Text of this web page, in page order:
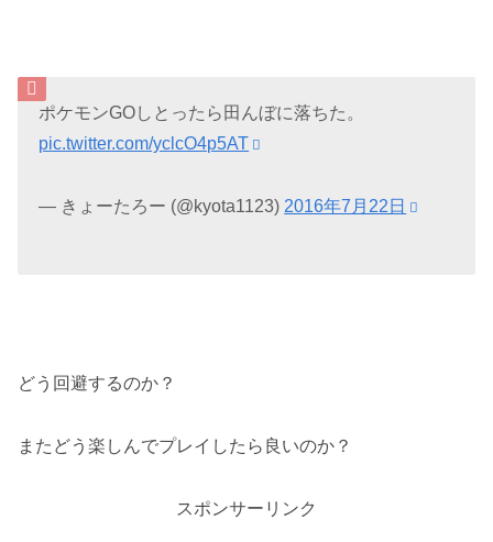
ポケモンGOしとったら田んぼに落ちた。
pic.twitter.com/yclcO4p5AT
— きょーたろー (@kyota1123) 2016年7月22日
どう回避するのか？
またどう楽しんでプレイしたら良いのか？
スポンサーリンク